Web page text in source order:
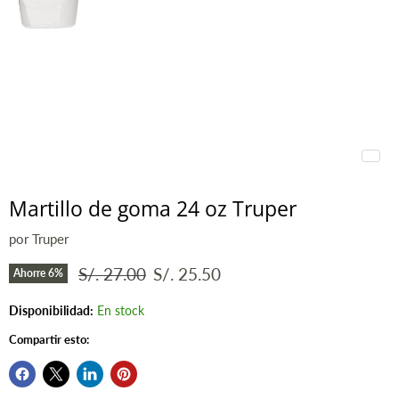
Martillo de goma 24 oz Truper
porTruper
Ahorre 6% Precio original
S/. 27.00 Precio actual
S/. 25.50
Disponibilidad: En stock
Compartir esto: